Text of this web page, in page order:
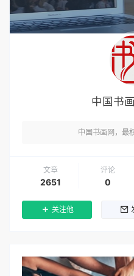
中国书
中国书画网，最
文章
2651
评论
0
关注他